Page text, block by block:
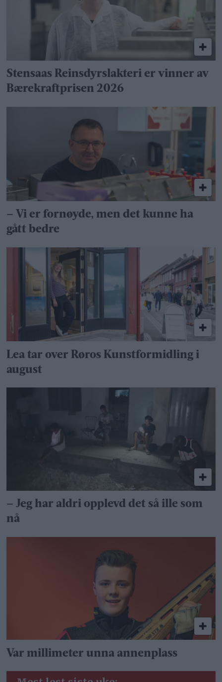
Stensaas Reinsdyrslakteri er vinner av
Bærekraftprisen 2026
– Vi er fornøyde, men det kunne ha
gått bedre
Lea tar over Røros Kunstformidling i
august
– Jeg har aldri opplevd det så ille som
nå
Var millimeter unna annenplass